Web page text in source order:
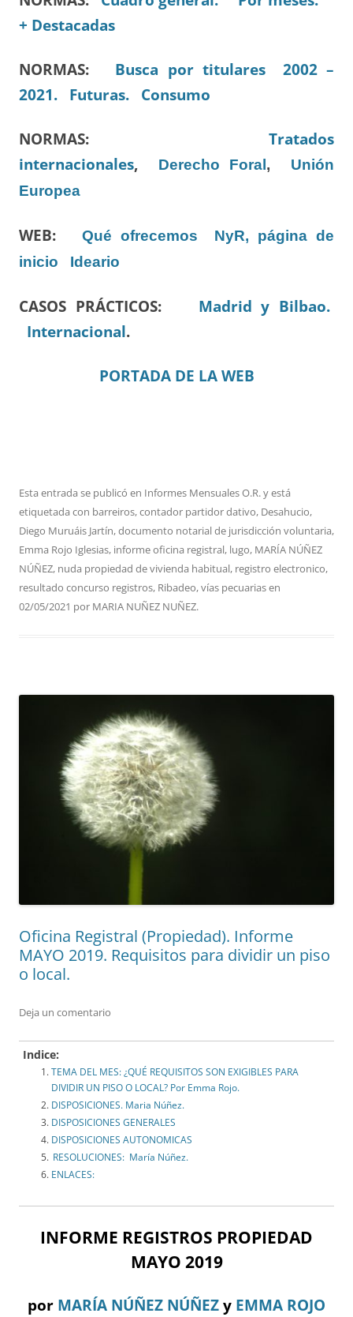
+ Destacadas
NORMAS: Busca por titulares 2002 –
2021.
Futuras. Consumo
NORMAS: Tratados
internacionales, Derecho Foral , Unión
Europea
WEB: Qué ofrecemos
NyR, página de
inicio
Ideario
CASOS PRÁCTICOS: Madrid y Bilbao.
Internacional.
PORTADA DE LA WEB
Esta entrada se publicó en Informes Mensuales O.R.y está
etiquetada con barreiros,contador partidor dativo, Desahucio,
Diego Muruáis Jartín,documento notarial de jurisdicción voluntaria,
Emma Rojo Iglesias, informe oficina registral, lugo, MARÍA NÚÑEZ
NÚÑEZ, nuda propiedad de vivienda habitual, registro electronico,
resultado concurso registros, Ribadeo,vías pecuariasen
02/05/2021 por MARIA NUÑEZ NUÑEZ.
Oficina Registral (Propiedad). Informe
MAYO 2019. Requisitos para dividir un piso
o local.
Deja un comentario
Indice:
TEMA DEL MES: ¿QUÉ REQUISITOS SON EXIGIBLES PARA
DIVIDIR UN PISO O LOCAL? Por Emma Rojo.
DISPOSICIONES. Maria Núñez.
DISPOSICIONES GENERALES
DISPOSICIONES AUTONOMICAS
RESOLUCIONES: María Núñez.
ENLACES:
INFORME REGISTROS PROPIEDAD
MAYO 2019
por MARÍA NÚÑEZ NÚÑEZ y EMMA ROJO